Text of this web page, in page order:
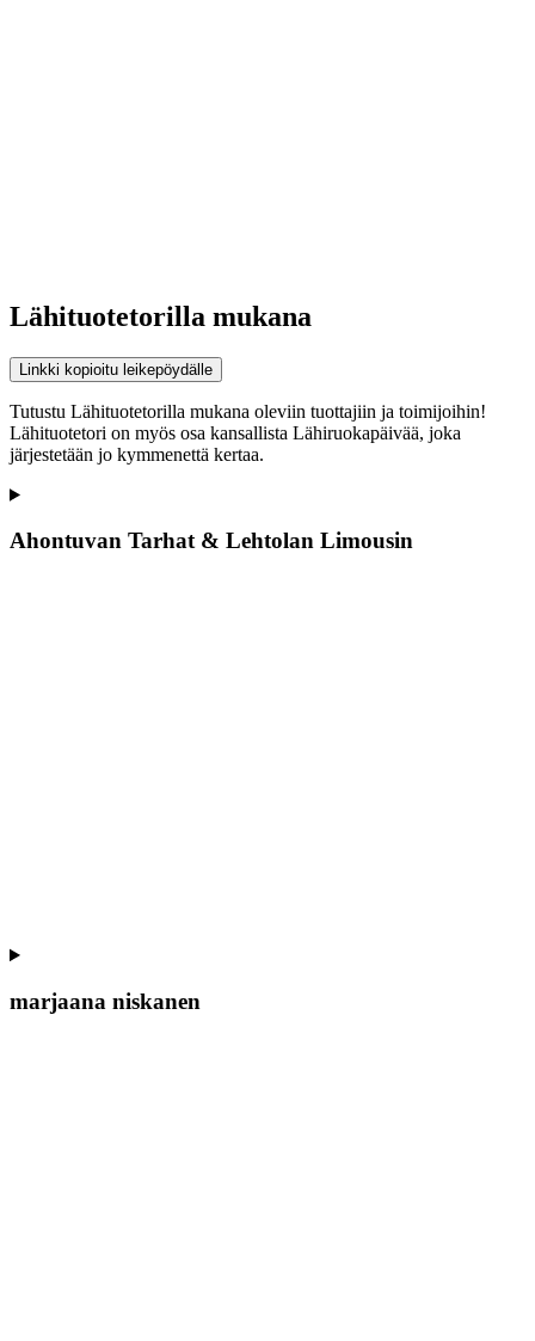
Lähituotetorilla mukana
Linkki kopioitu leikepöydälle
Tutustu Lähituotetorilla mukana oleviin tuottajiin ja toimijoihin!
Lähituotetori on myös osa kansallista Lähiruokapäivää, joka
järjestetään jo kymmenettä kertaa.
Ahontuvan Tarhat & Lehtolan Limousin
marjaana niskanen